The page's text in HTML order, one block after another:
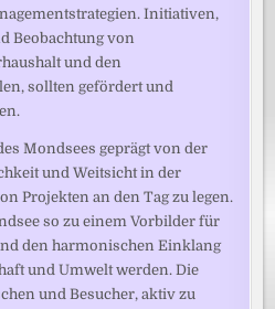
Initiativen,
Beobachtung von
und den
sollten gefördert und
Mondsees geprägt von der
und Weitsicht in der
Projekten an den Tag zu legen.
so zu einem Vorbilder für
den harmonischen Einklang
und Umwelt werden. Die
und Besucher, aktiv zu